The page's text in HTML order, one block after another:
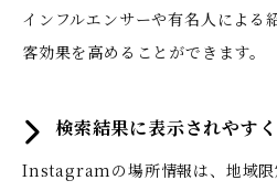
インフルエンサーや有名人による
客効果を高めることができます。
検索結果に表示されやす
Instagramの場所情報は、地域限